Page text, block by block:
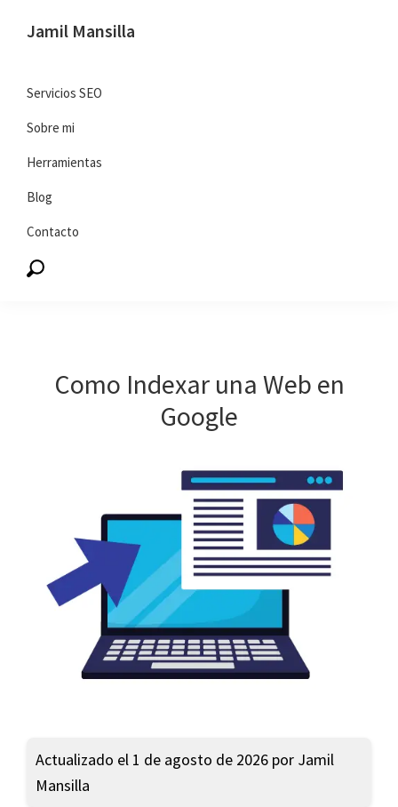
navegación
principal
Jamil Mansilla
marketing
digital
Servicios SEO
Sobre mi
Herramientas
Blog
Contacto
Como Indexar una Web en
Google
Actualizado el 1 de agosto de 2026 por Jamil
Mansilla